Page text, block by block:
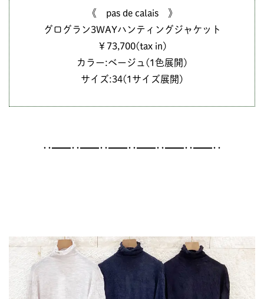
《 pas de calais 》
グログラン3WAYハンティングジャケット
￥73,700(tax in)
カラー:ベージュ(1色展開)
サイズ:34(1サイズ展開)
･･━━･･━━･･━━･･━━･･━━･･━━･･